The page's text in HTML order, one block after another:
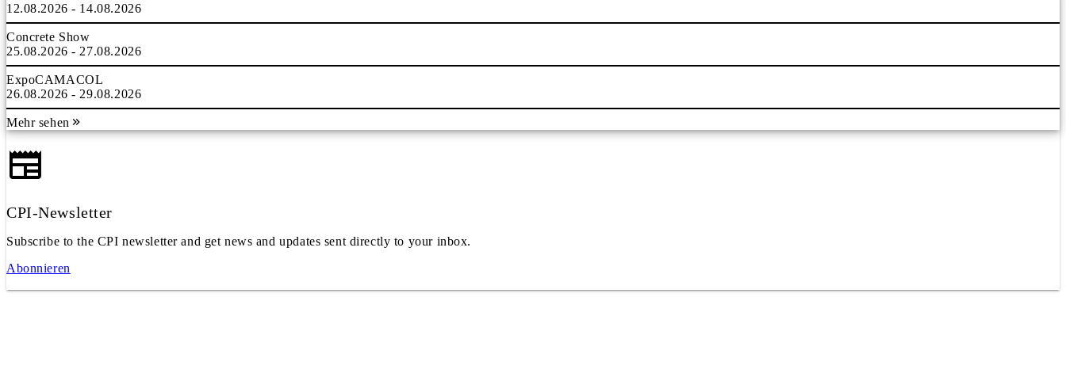
12.08.2026 - 14.08.2026
Concrete Show
25.08.2026 - 27.08.2026
ExpoCAMACOL
26.08.2026 - 29.08.2026
Mehr sehen
CPI-Newsletter
Subscribe to the CPI newsletter and get news and updates sent directly to your inbox.
Abonnieren